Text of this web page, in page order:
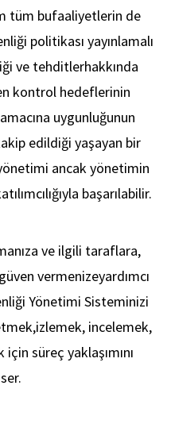
tüm bufaaliyetlerin de
politikası yayınlamalı
ve tehditlerhakkında
kontrol hedeflerinin
uygunluğunun
edildiği yaşayan bir
ancak yönetimin
başarılabilir.
ve ilgili taraflara,
vermenizeyardımcı
Yönetimi Sisteminizi
izlemek, incelemek,
süreç yaklaşımını